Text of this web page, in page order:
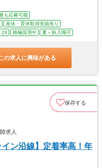
も応募可能
産休・育休取得実績有り
29 積極採用中 夏～秋入職可
の求人に興味がある
保存する
求人
イン沿線】定着率高！年